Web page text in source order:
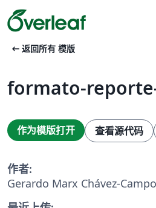
arrow_left_alt 返回所有 模版
formato-
作为模版打开 查看源代码
作者:
Gerardo Marx Chávez-